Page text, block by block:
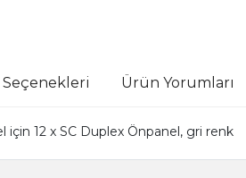
Ürün Yorumları
12 x SC Duplex Önpanel, gri renk